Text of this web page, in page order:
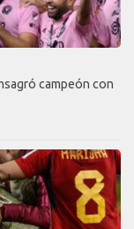
campeón con